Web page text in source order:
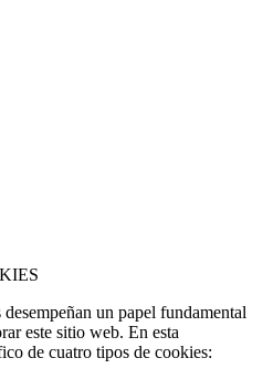
un papel fundamental
este sitio web. En esta
de cuatro tipos de cookies: